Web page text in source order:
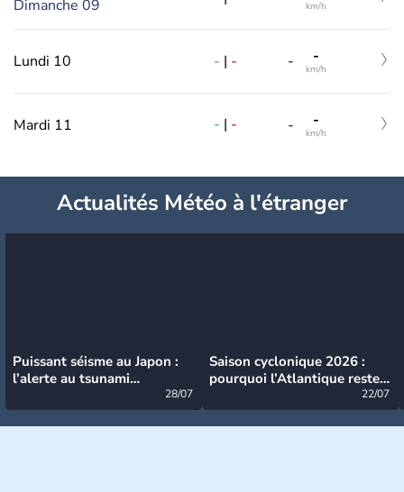
Dimanche 09 km/h
Lundi 10 - | - - -
km/h
Mardi 11 - | - - -
km/h
Actualités Météo à l'étranger
Puissant séisme au Japon :
l’alerte au tsunami
28/07
Saison cyclonique 2026 :
pourquoi l’Atlantique reste
22/07